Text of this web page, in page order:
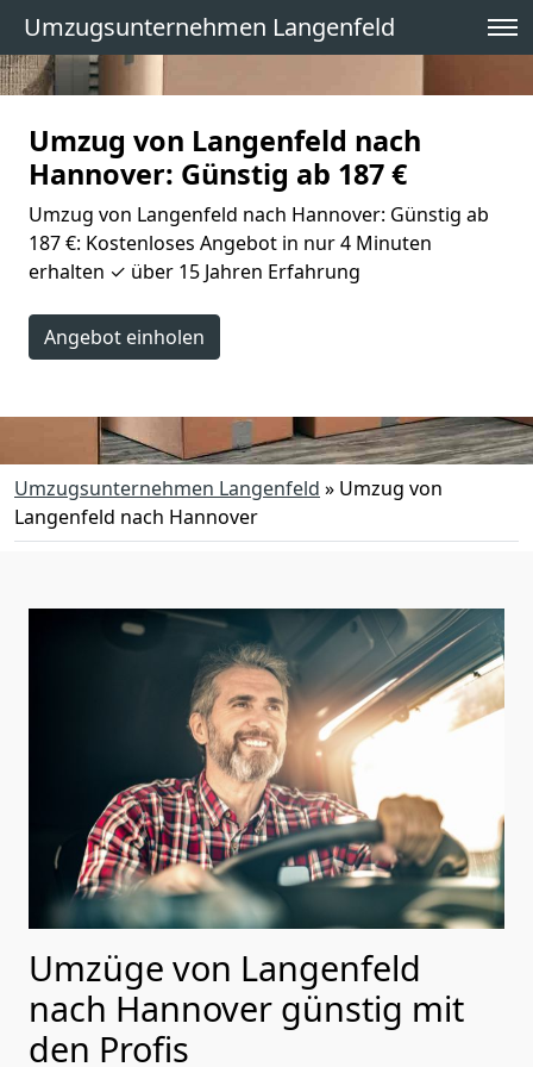
Umzugsunternehmen Langenfeld
Umzug von Langenfeld nach
Hannover: Günstig ab 187 €
Umzug von Langenfeld nach Hannover: Günstig ab
187 €: Kostenloses Angebot in nur 4 Minuten
erhalten ✓ über 15 Jahren Erfahrung
Angebot einholen
Umzugsunternehmen Langenfeld » Umzug von
Langenfeld nach Hannover
Umzüge von Langenfeld
nach Hannover günstig mit
den Profis